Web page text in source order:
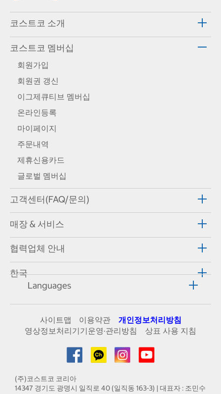
코스트코 소개
코스트코 멤버십
회원가입
회원권 갱신
이그제큐티브 멤버십
온라인등록
마이페이지
주문내역
제휴신용카드
글로벌 멤버십
고객센터(FAQ/문의)
매장 & 서비스
협력업체 안내
한국
Languages
사이트맵 이용약관
개인정보처리방침
영상정보처리기기운영·관리방침
상표 사용 지침
(주)코스트코 코리아
14347 경기도 광명시 일직로 40 (일직동 163-3) | 대표자 : 조민수